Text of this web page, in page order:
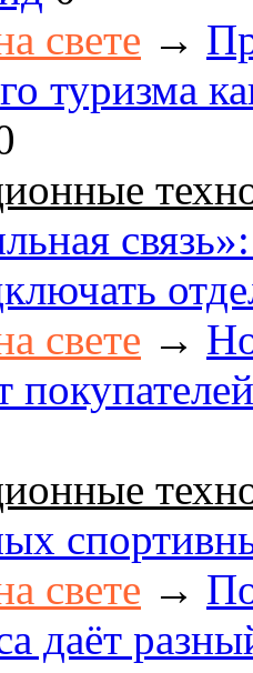
свете →
туризма
свете →
свете →
даёт